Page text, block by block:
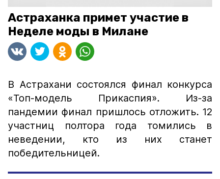
Астраханка примет участие в
Неделе моды в Милане
В Астрахани состоялся финал конкурса
«Топ-модель Прикаспия». Из-за
пандемии финал пришлось отложить. 12
участниц полтора года томились в
неведении, кто из них станет
победительницей.